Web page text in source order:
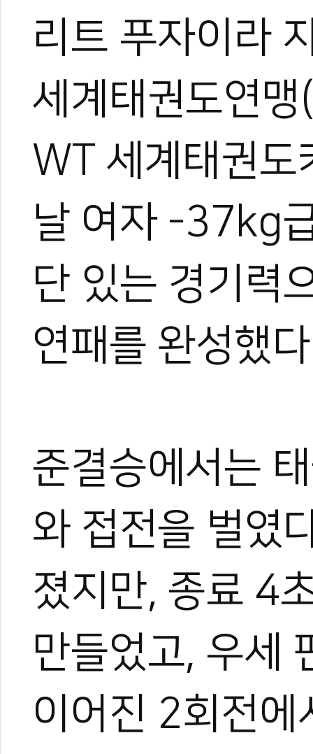
리트 푸자이라
세계태권도연
WT 세계태권도
날 여자 -37kg
단 있는 경기력
연패를 완성했
준결승에서는
와 접전을 벌였
졌지만, 종료 4
만들었고, 우세
이어진 2회전에